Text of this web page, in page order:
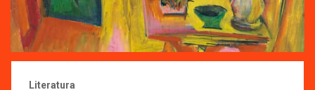
Literatura